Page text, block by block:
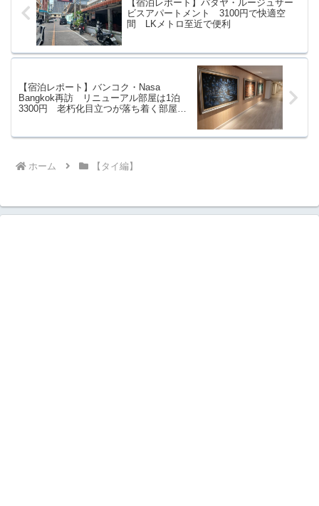
【宿泊レポート】パタヤ・ルージュサー
ビスアパートメント 3100円で快適空
間 LKメトロ至近で便利
【宿泊レポート】バンコク・Nasa
Bangkok再訪 リニューアル部屋は1泊
3300円 老朽化目立つが落ち着く部屋
ホーム 【タイ編】